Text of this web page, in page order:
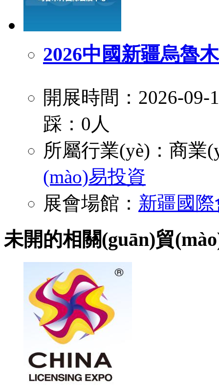
2026中國新疆烏魯
開展時間：2026-
踩：0人
所屬行業(yè)： 商業
(mào)易投資
展會場館： 新疆國
未開的相關(guān)貿